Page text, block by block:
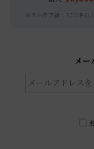
※2025年実績：2,000名以
メー